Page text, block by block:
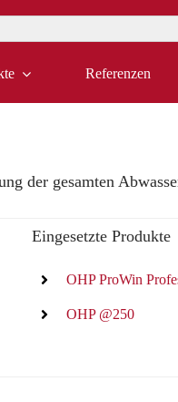
Referenzen
der gesamten
Eingesetzte Produkte
OHP ProWin
OHP @250